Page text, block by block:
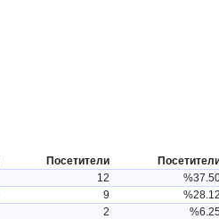
Посетители
12
9 %28.12
2